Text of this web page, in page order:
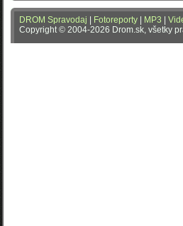
DROM Spravodaj Fotoreporty MP3
Copyright © 2004-2026 Drom.sk, všetky